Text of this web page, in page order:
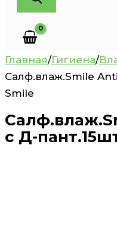
Главная/Гигиена/
Салф.влаж.Smile
Smile
с Д-